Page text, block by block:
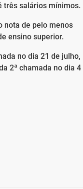
três salários mínimos.
nota de pelo menos
ensino superior.
no dia 21 de julho,
2ª chamada no dia 4